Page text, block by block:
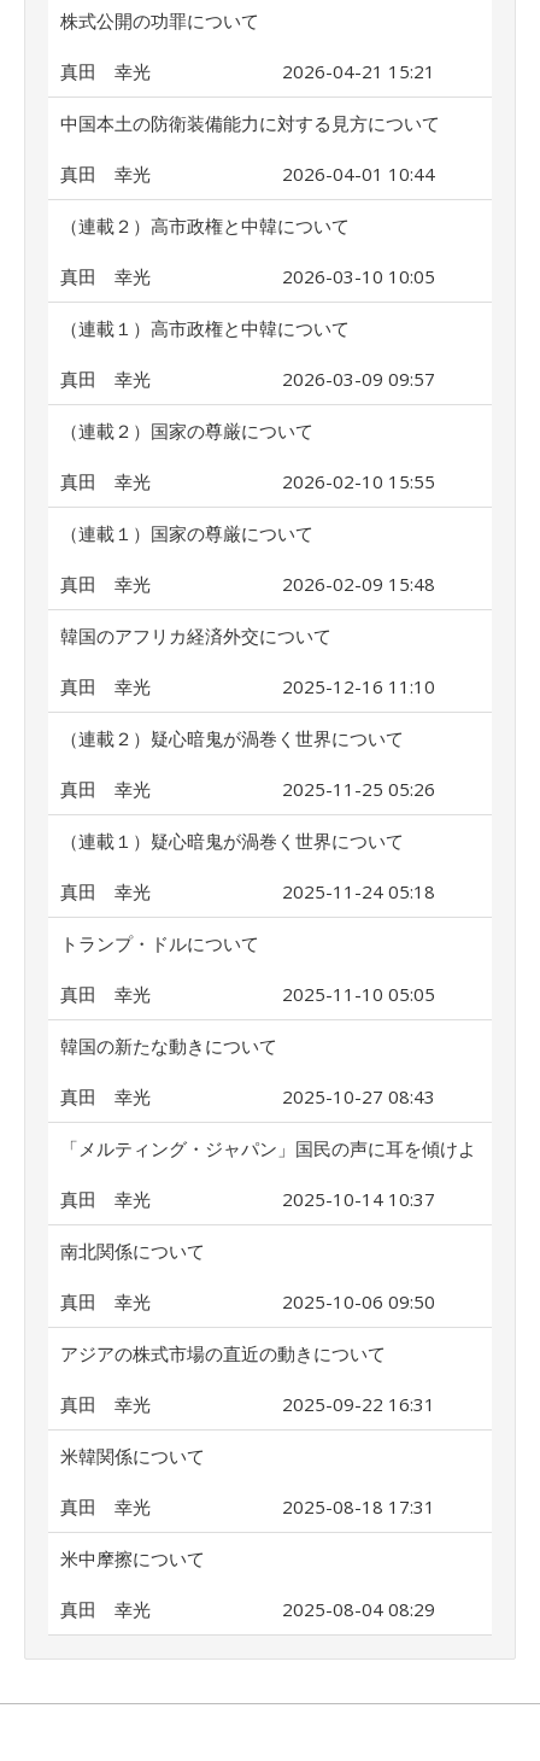
株式公開の功罪について
真田 幸光 2026-04-21 15:21
中国本土の防衛装備能力に対する見方について
真田 幸光 2026-04-01 10:44
（連載２）高市政権と中韓について
真田 幸光 2026-03-10 10:05
（連載１）高市政権と中韓について
真田 幸光 2026-03-09 09:57
（連載２）国家の尊厳について
真田 幸光 2026-02-10 15:55
（連載１）国家の尊厳について
真田 幸光 2026-02-09 15:48
韓国のアフリカ経済外交について
真田 幸光 2025-12-16 11:10
（連載２）疑心暗鬼が渦巻く世界について
真田 幸光 2025-11-25 05:26
（連載１）疑心暗鬼が渦巻く世界について
真田 幸光 2025-11-24 05:18
トランプ・ドルについて
真田 幸光 2025-11-10 05:05
韓国の新たな動きについて
真田 幸光 2025-10-27 08:43
「メルティング・ジャパン」国民の声に耳を傾けよ
真田 幸光 2025-10-14 10:37
南北関係について
真田 幸光 2025-10-06 09:50
アジアの株式市場の直近の動きについて
真田 幸光 2025-09-22 16:31
米韓関係について
真田 幸光 2025-08-18 17:31
米中摩擦について
真田 幸光 2025-08-04 08:29